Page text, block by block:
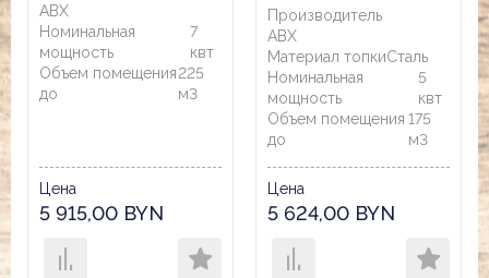
ABX
Номинальная
мощность
7
квт
Объем помещения
до
225
м3
Цена
5 915,00 BYN
Производитель
ABX
Материал топкиСталь
Номинальная
мощность
5
квт
Объем помещения
до
175
м3
Цена
5 624,00 BYN